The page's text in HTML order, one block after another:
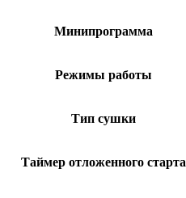
Минипрограмма
Режимы работы
Тип сушки
Таймер отложенного старта